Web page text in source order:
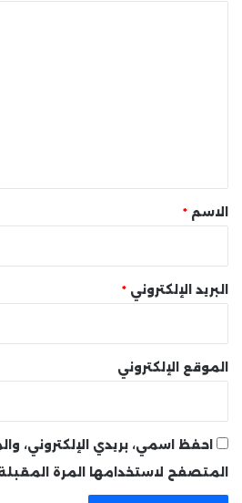
* الاسم *
البريد الإلكتروني *
الموقع الإلكتروني
احفظ اسمي، بريدي الإلكتروني،
المتصفح لاستخدامها المرة